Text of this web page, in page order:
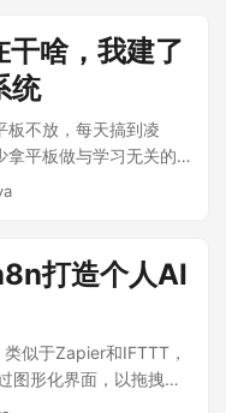
够将多源的知识内容进
干啥，我建了
统
板不放，每天搞到凌
拿平板做与学习无关的
时间段都在干啥。于
打造个人AI
似于Zapier和IFTTT，
图形化界面，以拖拽的
序和服务连接起来，